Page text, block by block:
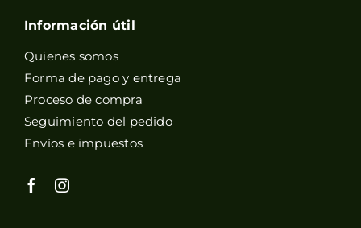
Información útil
Quienes somos
Forma de pago y entrega
Proceso de compra
Seguimiento del pedido
Envíos e impuestos